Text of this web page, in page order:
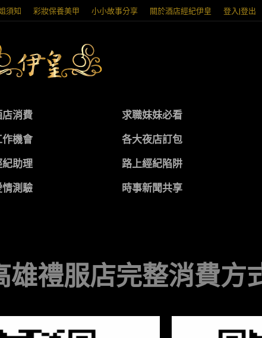
須知 彩妝保養美甲 小小故事分享 關於酒店經紀伊皇 登入|登出
消費 求職妹妹必看
作機會 各大夜店訂包
助理 路上經紀陷阱
情測驗 時事新聞共享
禮服店完整消費方